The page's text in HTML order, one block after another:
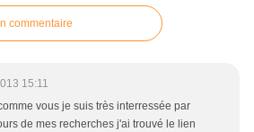
commentaire
15:11
vous je suis très interressée par
de mes recherches j'ai trouvé le lien